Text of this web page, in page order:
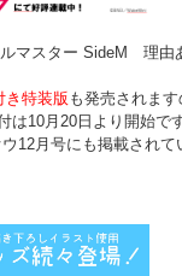
マスター SideM 理由
き特装版 も発売されます
は10月20日より開始です
12月号にも掲載され